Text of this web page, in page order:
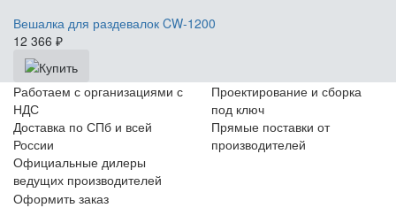
Вешалка для раздевалок CW-1200
12 366 ₽
Работаем с организациями с
НДС
Проектирование и сборка
под ключ
Доставка по СПб и всей
России
Прямые поставки от
производителей
Официальные дилеры
ведущих производителей
Оформить заказ